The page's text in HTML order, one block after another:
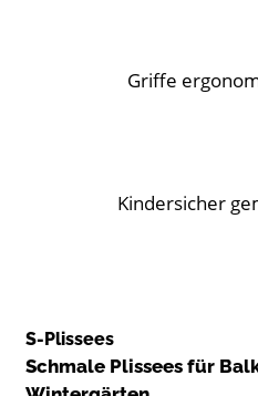
Griffe
Kindersicher
S-Plissees
Schmale Plissees für